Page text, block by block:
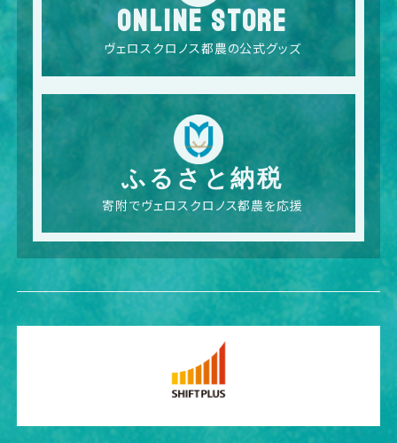
ONLINE STORE
ヴェロスクロノス都農の公式グッズ
ふるさと納税
寄附でヴェロスクロノス都農を応援